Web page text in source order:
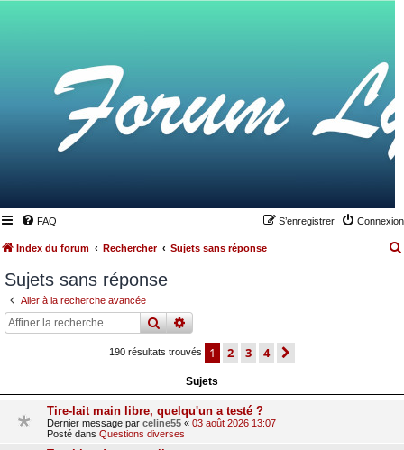
FAQ Connexion
S’enregistrer
Index du forum Rechercher Sujets sans réponse
Sujets sans réponse
Aller à la recherche avancée
rechercher
recherche
190 résultats trouvés 1 2 3 4
Sujets
Tire-lait main libre, quelqu'un a testé ?
Dernier message par celine55 « 03 août 2026 13:07
Posté dans Questions diverses